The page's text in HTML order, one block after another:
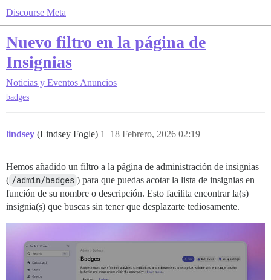
Discourse Meta
Nuevo filtro en la página de
Insignias
Noticias y Eventos Anuncios
badges
lindsey (Lindsey Fogle) 18 Febrero, 2026 02:19
1
Hemos añadido un filtro a la página de administración de insignias
( /admin/badges ) para que puedas acotar la lista de insignias en
función de su nombre o descripción. Esto facilita encontrar la(s)
insignia(s) que buscas sin tener que desplazarte tediosamente.